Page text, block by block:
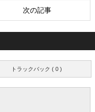
次の記事
トラックバック ( 0 )